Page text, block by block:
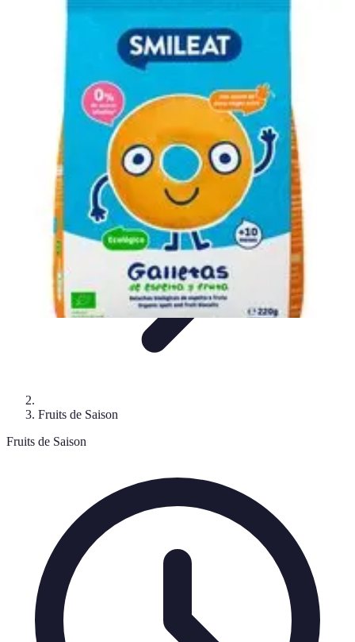
Fruits de Saison
Alimentation saineArticles Mensuels
Conservation
Fruits de Saison
Fruits de Saison
Fruits de Saison